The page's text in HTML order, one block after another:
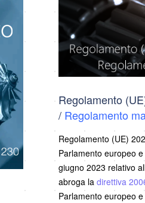
Regolamento
/ Regolamento
Regolamento (UE)
Parlamento europeo
giugno 2023 relativo
abroga la direttiva
Parlamento europeo